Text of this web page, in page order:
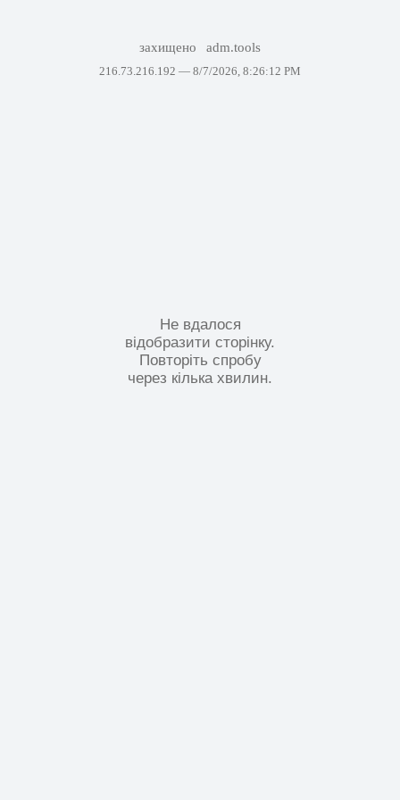
захищено adm.tools
216.73.216.192 — 8/7/2026, 8:26:12 PM
Не вдалося
відобразити сторінку.
Повторіть спробу
через кілька хвилин.